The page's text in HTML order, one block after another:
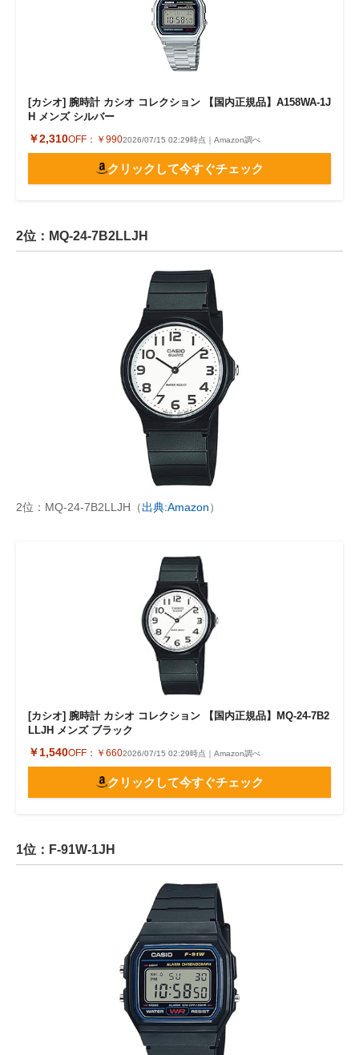
[カシオ] 腕時計 カシオ コレクション 【国内正規品】A158WA-1J
H メンズ シルバー
￥2,310OFF： ￥9902026/07/15 02:29時点｜Amazon調べ
クリックして今すぐチェック
2位：MQ-24-7B2LLJH
2位：MQ-24-7B2LLJH（出典:Amazon）
[カシオ] 腕時計 カシオ コレクション 【国内正規品】MQ-24-7B2
LLJH メンズ ブラック
￥1,540OFF： ￥6602026/07/15 02:29時点｜Amazon調べ
クリックして今すぐチェック
1位：F-91W-1JH